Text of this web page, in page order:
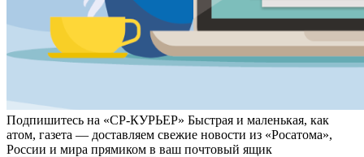
Подпишитесь на «СР-КУРЬЕР» Быстрая и маленькая, как
атом, газета — доставляем свежие новости из «Росатома»,
России и мира прямиком в ваш почтовый ящик